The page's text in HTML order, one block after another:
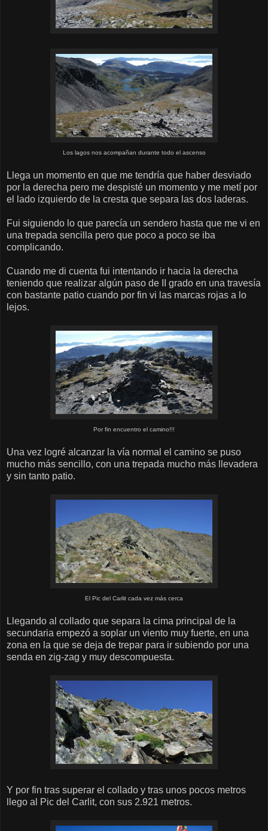
Los lagos nos acompañan durante todo el ascenso
Llega un momento en que me tendría que haber desviado
por la derecha pero me despisté un momento y me metí por
el lado izquierdo de la cresta que separa las dos laderas.
Fui siguiendo lo que parecía un sendero hasta que me vi en
una trepada sencilla pero que poco a poco se iba
complicando.
Cuando me di cuenta fui intentando ir hacia la derecha
teniendo que realizar algún paso de II grado en una travesía
con bastante patio cuando por fin vi las marcas rojas a lo
lejos.
Por fin encuentro el camino!!!
Una vez logré alcanzar la vía normal el camino se puso
mucho más sencillo, con una trepada mucho más llevadera
y sin tanto patio.
El Pic del Carlit cada vez más cerca
Llegando al collado que separa la cima principal de la
secundaria empezó a soplar un viento muy fuerte, en una
zona en la que se deja de trepar para ir subiendo por una
senda en zig-zag y muy descompuesta.
Y por fin tras superar el collado y tras unos pocos metros
llego al Pic del Carlit, con sus 2.921 metros.